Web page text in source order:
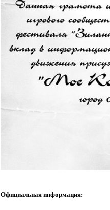
Официальная информация: